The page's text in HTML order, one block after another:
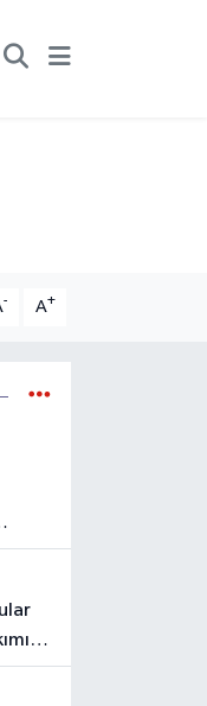
- A+
kattı